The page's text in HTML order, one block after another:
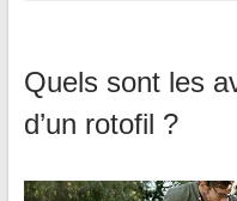
Quels sont les
d’un rotofil ?